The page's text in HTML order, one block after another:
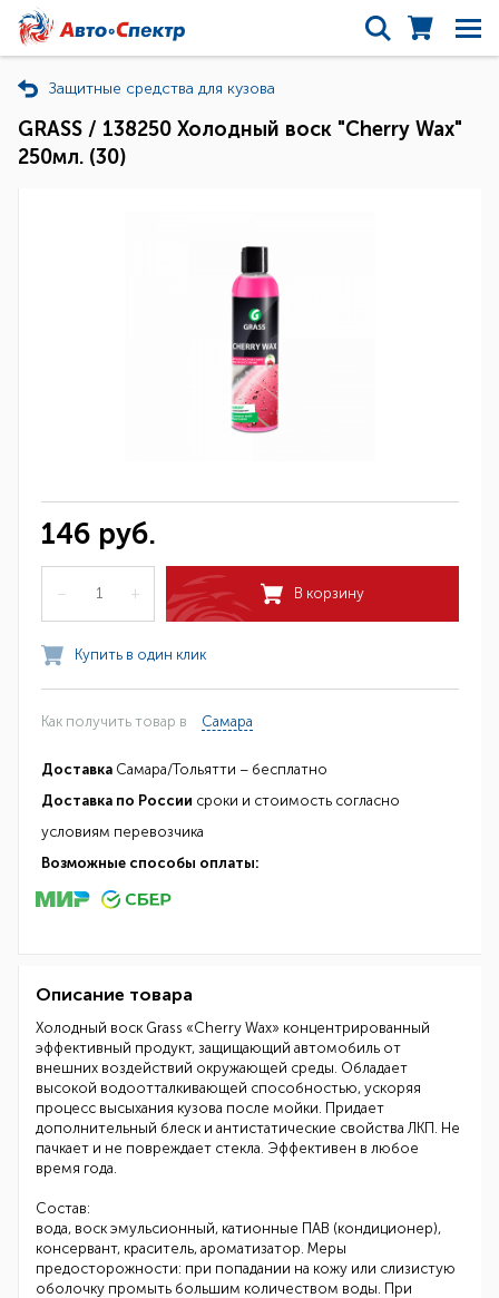
Защитные средства для кузова
GRASS / 138250 Холодный воск "Cherry Wax"
250мл. (30)
146 руб.
– + В корзину
Купить в один клик
Как получить товар в Самара
Доставка Самара/Тольятти – бесплатно
Доставка по России сроки и стоимость согласно
условиям перевозчика
Возможные способы оплаты:
Описание товара
Холодный воск Grass «Cherry Wax» концентрированный
эффективный продукт, защищающий автомобиль от
внешних воздействий окружающей среды. Обладает
высокой водоотталкивающей способностью, ускоряя
процесс высыхания кузова после мойки. Придает
дополнительный блеск и антистатические свойства ЛКП. Не
пачкает и не повреждает стекла. Эффективен в любое
время года.
Состав:
вода, воск эмульсионный, катионные ПАВ (кондиционер),
консервант, краситель, ароматизатор. Меры
предосторожности: при попадании на кожу или слизистую
оболочку промыть большим количеством воды. При